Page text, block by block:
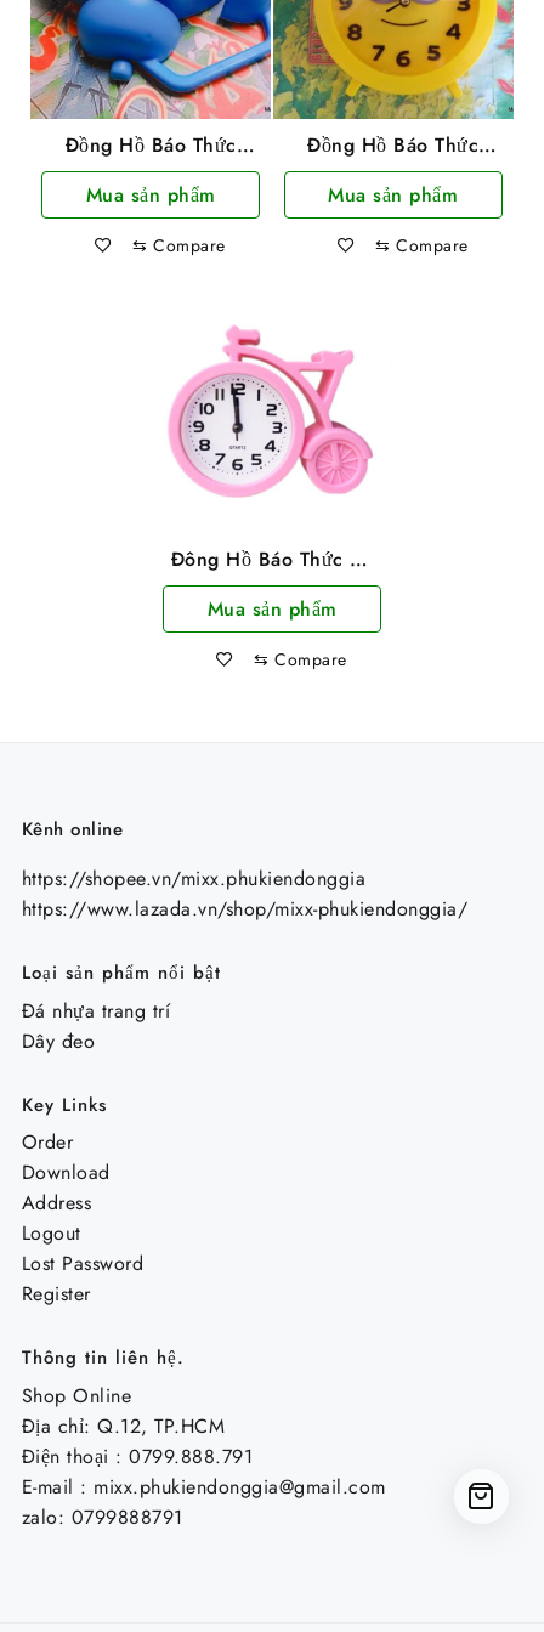
Đồng Hồ Báo Thức
Hình Doremon
Mua sản phẩm
⇆ Compare
Đồng Hồ Báo Thức
Hình Minion
Mua sản phẩm
⇆ Compare
Đông Hồ Báo Thức Để
Bàn Hình Xe Đạp
JX8010 Nhiều Màu
Mua sản phẩm
⇆ Compare
Kênh online
https://shopee.vn/mixx.phukiendonggia
https://www.lazada.vn/shop/mixx-phukiendonggia/
Loại sản phẩm nổi bật
Đá nhựa trang trí
Dây đeo
Key Links
Order
Download
Address
Logout
Lost Password
Register
Thông tin liên hệ.
Shop Online
Địa chỉ: Q.12, TP.HCM
Điện thoại : 0799.888.791
E-mail : mixx.phukiendonggia@gmail.com
zalo: 0799888791